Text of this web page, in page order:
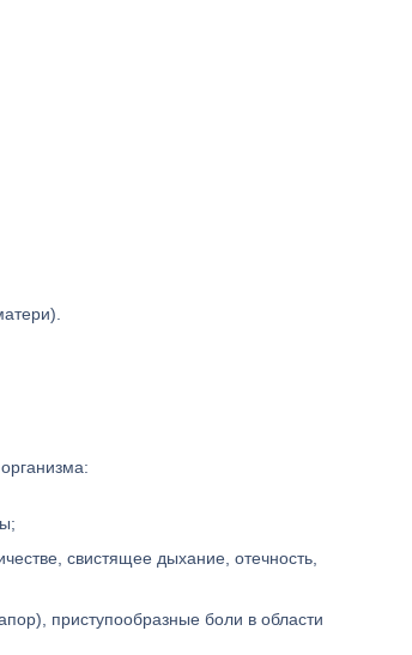
свистящее дыхание, отечность,
приступообразные боли в области